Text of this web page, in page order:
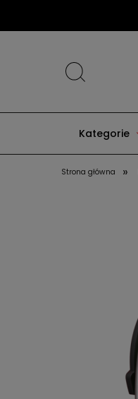
Kategorie
Strona główna »